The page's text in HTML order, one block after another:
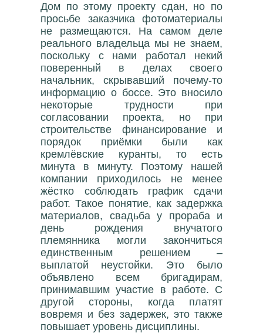
Дом по этому проекту сдан, но по
просьбе заказчика фотоматериалы
не размещаются. На самом деле
реального владельца мы не знаем,
поскольку с нами работал некий
поверенный в делах своего
начальник, скрывавший почему-то
информацию о боссе. Это вносило
некоторые трудности при
согласовании проекта, но при
строительстве финансирование и
порядок приёмки были как
кремлёвские куранты, то есть
минута в минуту. Поэтому нашей
компании приходилось не менее
жёстко соблюдать график сдачи
работ. Такое понятие, как задержка
материалов, свадьба у прораба и
день рождения внучатого
племянника могли закончиться
единственным решением –
выплатой неустойки. Это было
объявлено всем бригадирам,
принимавшим участие в работе. С
другой стороны, когда платят
вовремя и без задержек, это также
повышает уровень дисциплины.